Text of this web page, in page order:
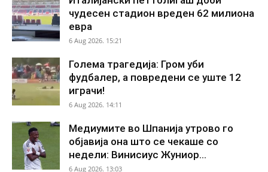
чудесен стадион вреден 62 милиона
евра
6 Aug 2026. 15:21
Голема трагедија: Гром уби
фудбалер, а повредени се уште 12
играчи!
6 Aug 2026. 14:11
Медиумите во Шпанија утрово го
објавија она што се чекаше со
недели: Винисиус Жуниор...
6 Aug 2026. 13:03